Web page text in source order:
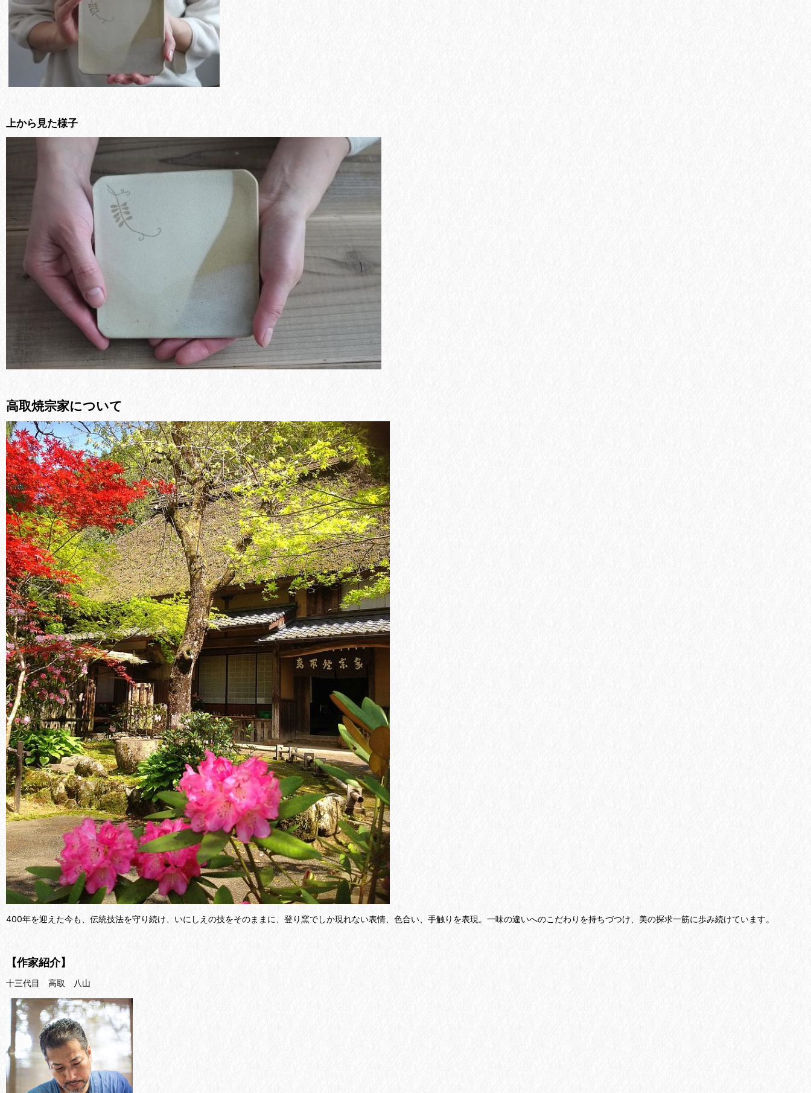
上から見た様子
高取焼宗家について
400年を迎えた今も、伝統技法を守り続け、いにしえの技をそのままに、登り窯でしか現れない表情、色合い、手触りを表現。一味の違いへのこだわりを持ちづつけ、美の探求一筋に歩み続けています。
【作家紹介】
十三代目 高取 八山